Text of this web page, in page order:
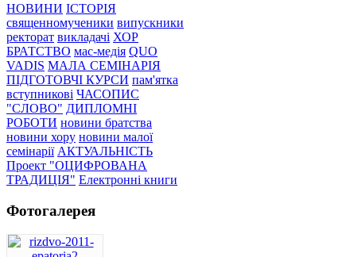
НОВИНИ ІСТОРІЯ
священномученики випускники
ректорат викладачі ХОР
БРАТСТВО мас-медія QUO
VADIS МАЛА СЕМІНАРІЯ
ПІДГОТОВЧІ КУРСИ пам'ятка
вступникові ЧАСОПИС
"СЛОВО" ДИПЛОМНІ
РОБОТИ новини братства
новини хору новини малої
семінарії АКТУАЛЬНІСТЬ
Проект "ОЦИФРОВАНА
ТРАДИЦІЯ" Електронні книги
Фотогалерея